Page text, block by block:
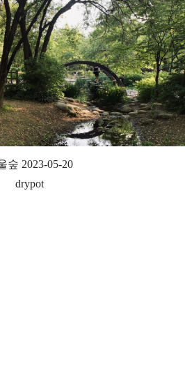
숲 2023-05-20
drypot